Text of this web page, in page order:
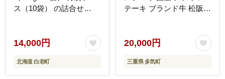
ス（10袋） の詰合せ
14,000円
北海道 白老町
テーキ ブランド牛 松阪牛
和牛 松阪 松坂牛 松坂 赤
身 焼肉 国産 もも 三重県
多気町 SS-23
20,000円
三重県 多気町